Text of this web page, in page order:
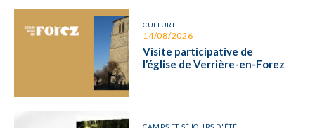
CULTURE
14/08/2026
Visite participative de
l’église de Verrière-en-Forez